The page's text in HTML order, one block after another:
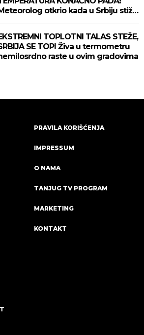
otkrio kada u Srbiju stiže
TOPLOTNI TALAS STEŽE,
SE TOPI Živa u termometru
raste u ovim gradovima
PRAVILA KORIŠĆENJA
IMPRESSUM
O NAMA
TANJUG TV PROGRAM
MARKETING
KONTAKT